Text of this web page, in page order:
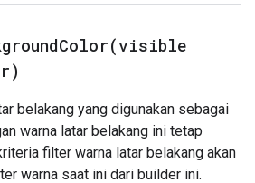
visible
belakang yang digunakan sebagai
warna latar belakang ini tetap
filter warna latar belakang akan
warna saat ini dari builder ini.